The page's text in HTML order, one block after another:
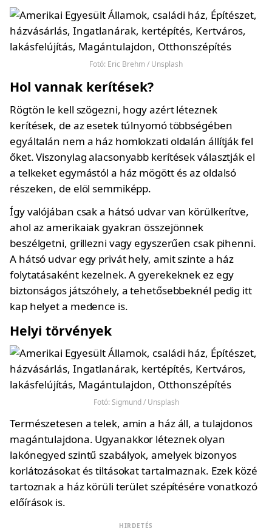
Fotó: Eric Brehm / Unsplash
Hol vannak kerítések?
Rögtön le kell szögezni, hogy azért léteznek
kerítések, de az esetek túlnyomó többségében
egyáltalán nem a ház homlokzati oldalán állítják fel
őket. Viszonylag alacsonyabb kerítések választják el
a telkeket egymástól a ház mögött és az oldalsó
részeken, de elöl semmiképp.
Így valójában csak a hátsó udvar van körülkerítve,
ahol az amerikaiak gyakran összejönnek
beszélgetni, grillezni vagy egyszerűen csak pihenni.
A hátsó udvar egy privát hely, amit szinte a ház
folytatásaként kezelnek. A gyerekeknek ez egy
biztonságos játszóhely, a tehetősebbeknél pedig itt
kap helyet a medence is.
Helyi törvények
Fotó: Sigmund / Unsplash
Természetesen a telek, amin a ház áll, a tulajdonos
magántulajdona. Ugyanakkor léteznek olyan
lakónegyed szintű szabályok, amelyek bizonyos
korlátozásokat és tiltásokat tartalmaznak. Ezek közé
tartoznak a ház körüli terület szépítésére vonatkozó
előírások is.
HIRDETÉS